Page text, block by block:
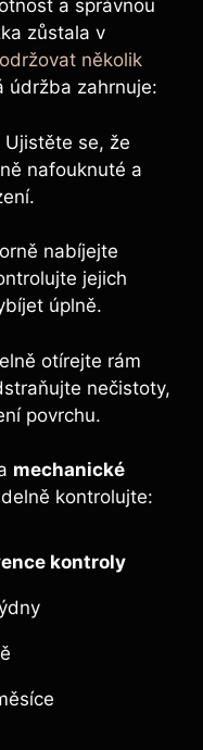
a správnou
zůstala v
několik
údržba zahrnuje:
Ujistěte se, že
nafouknuté a
nabíjejte
jejich
úplně.
otírejte rám
nečistoty,
povrchu.
mechanické
kontrolujte:
kontroly